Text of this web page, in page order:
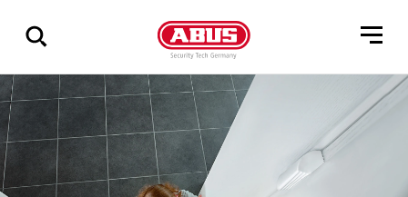
resultater